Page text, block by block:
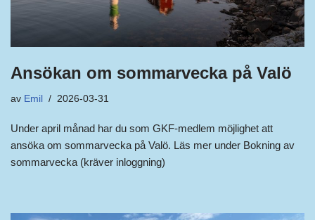
Ansökan om sommarvecka på Valö
av Emil 2026-03-31
Under april månad har du som GKF-medlem möjlighet att
ansöka om sommarvecka på Valö. Läs mer under Bokning av
sommarvecka (kräver inloggning)